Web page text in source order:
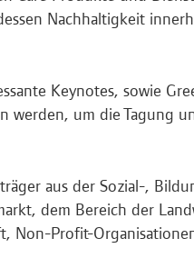
Nachhaltigkeit
Keynotes, sowie
werden, um die Tagung
aus der Sozial-,
dem Bereich der
Non-Profit-